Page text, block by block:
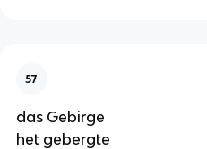
57
das Gebirge
het gebergte